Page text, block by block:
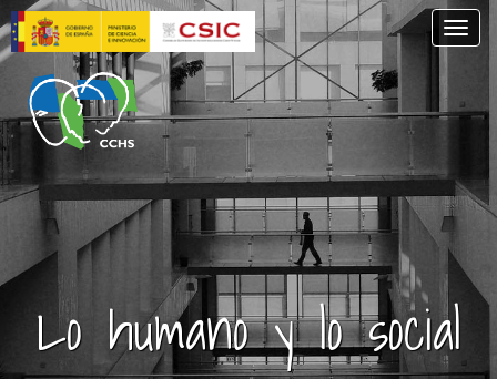
Skip
to
main
content
Lo humano y lo social